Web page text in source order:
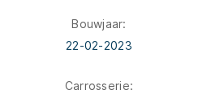
Bouwjaar:
22-02-2023
Carrosserie: